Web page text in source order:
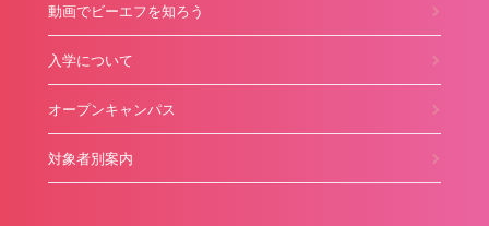
動画でビーエフを知ろう
入学について
オープンキャンパス
対象者別案内